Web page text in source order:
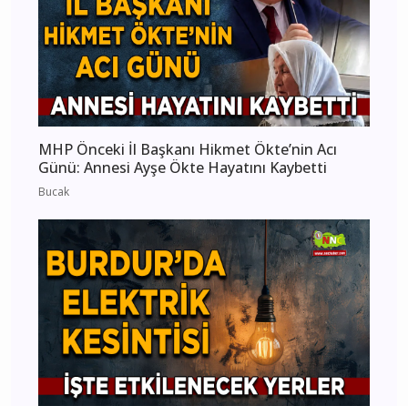
MHP Önceki İl Başkanı Hikmet Ökte’nin Acı
Günü: Annesi Ayşe Ökte Hayatını Kaybetti
Bucak